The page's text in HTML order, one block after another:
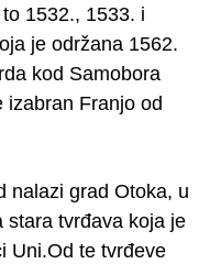
1532., 1533. i
je održana 1562.
kod Samobora
izabran Franjo od
nalazi grad Otoka, u
stara tvrđava koja je
Uni.Od te tvrđeve